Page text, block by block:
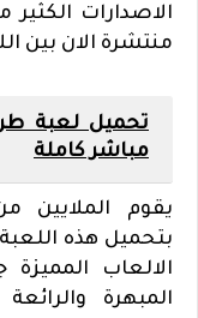
الاصدارات
منتشرة الان بين
مباشر كاملة
يقوم الملايين
بتحميل هذه
الالعاب المميزة
المبهرة